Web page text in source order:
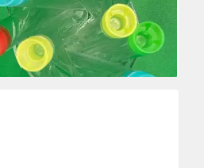
€
1 Stk)
- in 4-5 Werktagen bei dir